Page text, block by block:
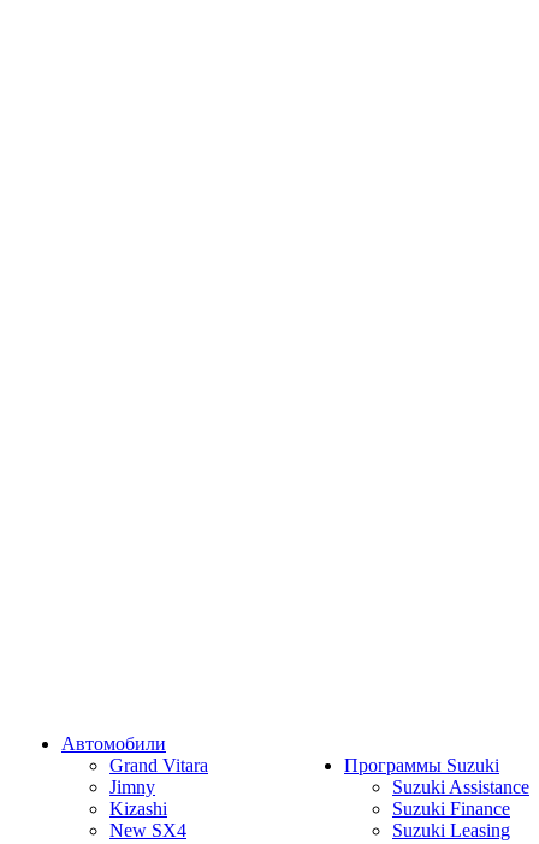
Автомобили
Grand Vitara
Jimny
Kizashi
New SX4
Программы Suzuki
Suzuki Assistance
Suzuki Finance
Suzuki Leasing